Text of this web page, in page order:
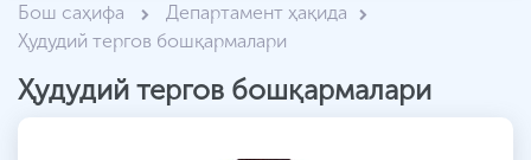
Бош саҳифа
Департамент ҳақида
Ҳудудий тергов бошқармалари
Ҳудудий тергов бошқармалари